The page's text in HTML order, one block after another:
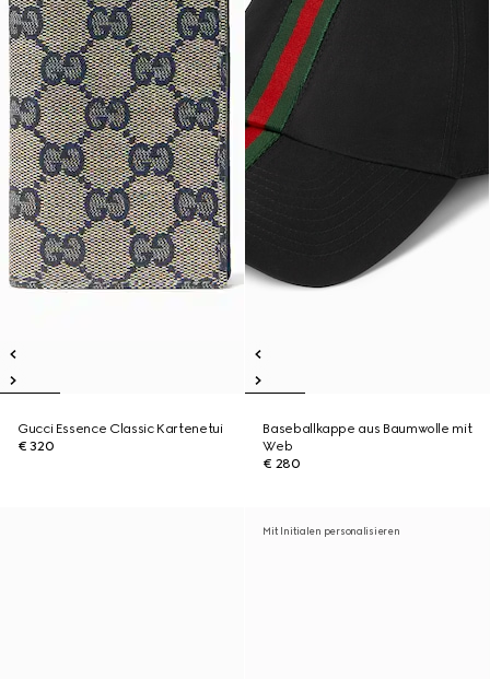
Gucci Essence Classic Kartenetui
€ 320
Baseballkappe aus Baumwolle mit
Web
€ 280
Mit Initialen personalisieren